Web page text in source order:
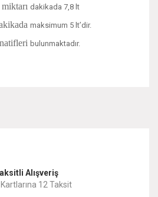
dakikada 7,8 lt
maksimum 5 lt’dir.
bulunmaktadır.
bozuk veya görüntülenemiyor.
Alışveriş
12 Taksit